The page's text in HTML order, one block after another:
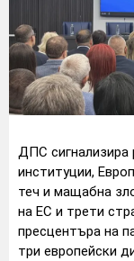
ДПС сигнализира
институции,
теч и мащабна
на ЕС и трети
пресцентъра на
три европейски